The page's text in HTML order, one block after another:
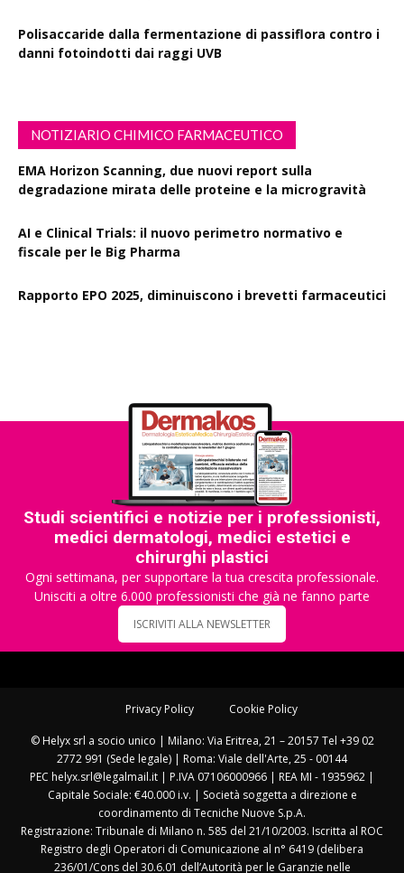
Polisaccaride dalla fermentazione di passiflora contro i
danni fotoindotti dai raggi UVB
NOTIZIARIO CHIMICO FARMACEUTICO
EMA Horizon Scanning, due nuovi report sulla
degradazione mirata delle proteine e la microgravità
AI e Clinical Trials: il nuovo perimetro normativo e
fiscale per le Big Pharma
Rapporto EPO 2025, diminuiscono i brevetti farmaceutici
Studi scientifici e notizie per i professionisti,
medici dermatologi, medici estetici e
chirurghi plastici
Ogni settimana, per supportare la tua crescita professionale.
Unisciti a oltre 6.000 professionisti che già ne fanno parte
ISCRIVITI ALLA NEWSLETTER
Privacy Policy Cookie Policy
© Helyx srl a socio unico | Milano: Via Eritrea, 21 – 20157 Tel +39 02
2772 991 (Sede legale) | Roma: Viale dell'Arte, 25 - 00144
PEC helyx.srl@legalmail.it | P.IVA 07106000966 | REA MI - 1935962 |
Capitale Sociale: €40.000 i.v. | Società soggetta a direzione e
coordinamento di Tecniche Nuove S.p.A.
Registrazione: Tribunale di Milano n. 585 del 21/10/2003. Iscritta al ROC
Registro degli Operatori di Comunicazione al n° 6419 (delibera
236/01/Cons del 30.6.01 dell’Autorità per le Garanzie nelle